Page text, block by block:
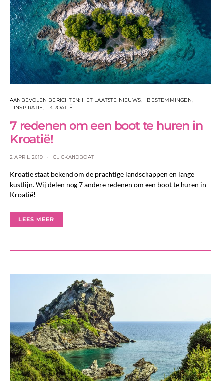
AANBEVOLEN BERICHTEN: HET LAATSTE NIEUWS
BESTEMMINGEN
INSPIRATIE
KROATIË
7 redenen om een boot te huren in
Kroatië!
2 APRIL 2019 CLICKANDBOAT
Kroatië staat bekend om de prachtige landschappen en lange
kustlijn. Wij delen nog 7 andere redenen om een boot te huren in
Kroatië!
LEES MEER